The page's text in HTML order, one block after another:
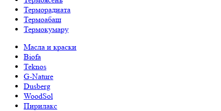
Терморадиата
Термоабаш
Термокумару
Масла и краски
Biofa
Teknos
G-Nature
Dusberg
WoodSol
Пирилакс